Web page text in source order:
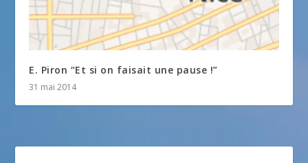
E. Piron “Et si on faisait une pause !”
31 mai 2014